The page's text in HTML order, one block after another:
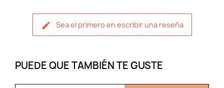
Sea el primero en escribir una reseña
PUEDE QUE TAMBIÉN TE GUSTE